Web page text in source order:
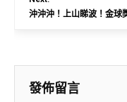
沖沖沖！上山睇波！金球
發佈留言